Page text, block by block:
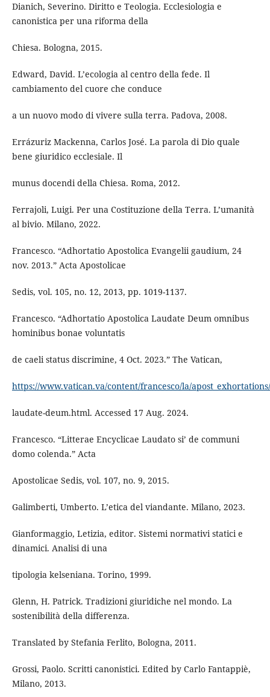
Dianich, Severino. Diritto e Teologia. Ecclesiologia e
canonistica per una riforma della
Chiesa. Bologna, 2015.
Edward, David. L’ecologia al centro della fede. Il
cambiamento del cuore che conduce
a un nuovo modo di vivere sulla terra. Padova, 2008.
Errázuriz Mackenna, Carlos José. La parola di Dio quale
bene giuridico ecclesiale. Il
munus docendi della Chiesa. Roma, 2012.
Ferrajoli, Luigi. Per una Costituzione della Terra. L’umanità
al bivio. Milano, 2022.
Francesco. “Adhortatio Apostolica Evangelii gaudium, 24
nov. 2013.” Acta Apostolicae
Sedis, vol. 105, no. 12, 2013, pp. 1019-1137.
Francesco. “Adhortatio Apostolica Laudate Deum omnibus
hominibus bonae voluntatis
de caeli status discrimine, 4 Oct. 2023.” The Vatican,
https://www.vatican.va/content/francesco/la/
laudate-deum.html. Accessed 17 Aug. 2024.
Francesco. “Litterae Encyclicae Laudato si’ de communi
domo colenda.” Acta
Apostolicae Sedis, vol. 107, no. 9, 2015.
Galimberti, Umberto. L’etica del viandante. Milano, 2023.
Gianformaggio, Letizia, editor. Sistemi normativi statici e
dinamici. Analisi di una
tipologia kelseniana. Torino, 1999.
Glenn, H. Patrick. Tradizioni giuridiche nel mondo. La
sostenibilità della differenza.
Translated by Stefania Ferlito, Bologna, 2011.
Grossi, Paolo. Scritti canonistici. Edited by Carlo Fantappiè,
Milano, 2013.